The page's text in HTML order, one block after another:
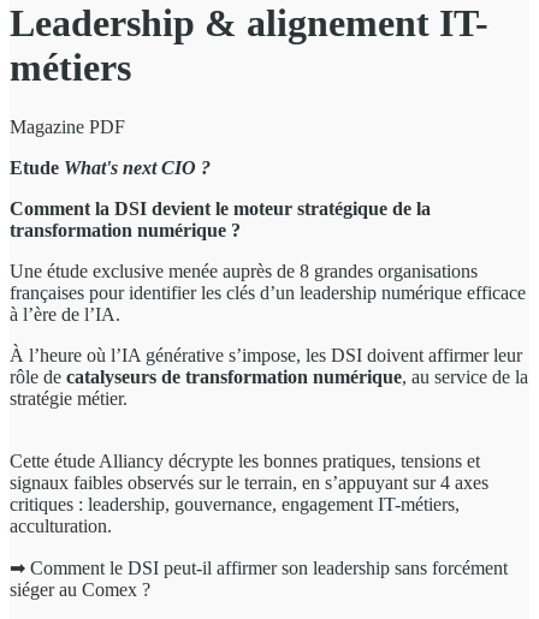
Leadership & alignement IT-
métiers
Magazine PDF
Etude What's next CIO ?
Comment la DSI devient le moteur stratégique de la
transformation numérique ?
Une étude exclusive menée auprès de 8 grandes organisations
françaises pour identifier les clés d’un leadership numérique efficace
à l’ère de l’IA.
À l’heure où l’IA générative s’impose, les DSI doivent affirmer leur
rôle de catalyseurs de transformation numérique, au service de la
stratégie métier.
Cette étude Alliancy décrypte les bonnes pratiques, tensions et
signaux faibles observés sur le terrain, en s’appuyant sur 4 axes
critiques : leadership, gouvernance, engagement IT-métiers,
acculturation.
➡ Comment le DSI peut-il affirmer son leadership sans forcément
siéger au Comex ?